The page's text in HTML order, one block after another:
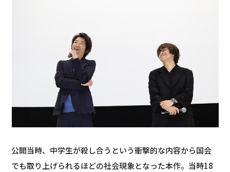
公開当時、中学生が殺し合うという衝撃的な内容から国会
でも取り上げられるほどの社会現象となった本作。当時18